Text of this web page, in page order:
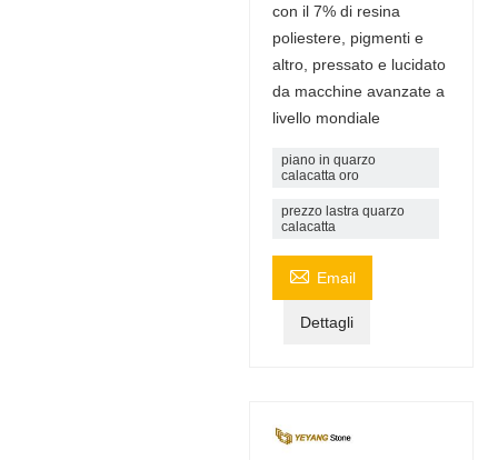
con il 7% di resina
poliestere, pigmenti e
altro, pressato e lucidato
da macchine avanzate a
livello mondiale
piano in quarzo
calacatta oro
prezzo lastra quarzo
calacatta
 Email
Dettagli